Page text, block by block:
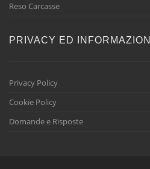
Reso Carcasse
PRIVACY ED INFORMAZIONI
Privacy Policy
Cookie Policy
Domande e Risposte